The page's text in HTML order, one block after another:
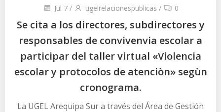
Jul 7 / ugelrelacionespublicas / 0
Se cita a los directores, subdirectores y
responsables de convivenvia escolar a
participar del taller virtual «Violencia
escolar y protocolos de atenciòn» segùn
cronograma.
La UGEL Arequipa Sur a través del Área de Gestión